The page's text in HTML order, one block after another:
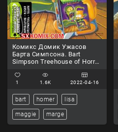
Комикс Домик Ужасов
Барта Симпсона. Bart
Simpson Treehouse of Horror
1 1.6K 2022-04-16
bart homer lisa
maggie marge